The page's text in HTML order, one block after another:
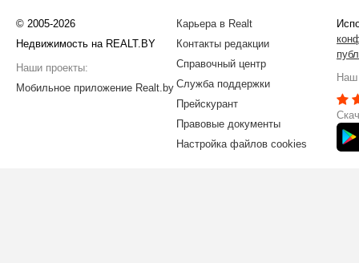
© 2005-2026
Недвижимость на REALT.BY
Наши проекты:
Мобильное приложение Realt.by
Карьера в Realt
Контакты редакции
Справочный центр
Служба поддержки
Прейскурант
Правовые документы
Настройка файлов cookies
Наш